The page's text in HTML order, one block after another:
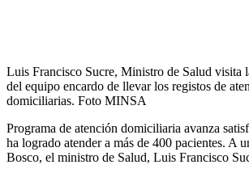
Luis Francisco Sucre, Ministro de Salud visita
del equipo encardo de llevar los registos de
domiciliarias. Foto MINSA
Programa de atención domiciliaria avanza
ha logrado atender a más de 400 pacientes.
Bosco, el ministro de Salud, Luis Francisco